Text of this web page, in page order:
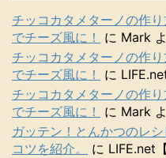
チッコカタメターノの作
でチーズ風に！
に Mark
チッコカタメターノの作
でチーズ風に！
に
チッコカタメターノの作
でチーズ風に！
に Mark
ガッテン！とんかつのレ
コツを紹介。
に LIFE.net